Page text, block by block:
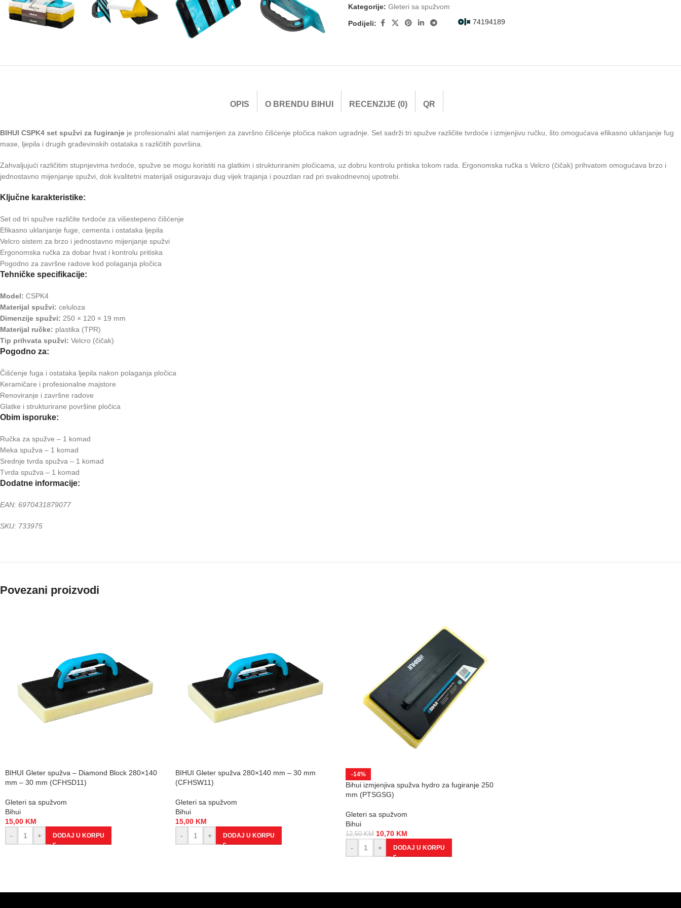
Kategorije: Gleteri sa spužvom
74194189
Podijeli:
OPIS O BRENDU BIHUI RECENZIJE (0) QR
BIHUI CSPK4 set spužvi za fugiranje je profesionalni alat namijenjen za završno čišćenje pločica nakon ugradnje. Set sadrži tri spužve različite tvrdoće i izmjenjivu ručku, što omogućava efikasno uklanjanje fug
mase, ljepila i drugih građevinskih ostataka s različitih površina.
Zahvaljujući različitim stupnjevima tvrdoće, spužve se mogu koristiti na glatkim i strukturiranim pločicama, uz dobru kontrolu pritiska tokom rada. Ergonomska ručka s Velcro (čičak) prihvatom omogućava brzo i
jednostavno mijenjanje spužvi, dok kvalitetni materijali osiguravaju dug vijek trajanja i pouzdan rad pri svakodnevnoj upotrebi.
Ključne karakteristike:
Set od tri spužve različite tvrdoće za višestepeno čišćenje
Efikasno uklanjanje fuge, cementa i ostataka ljepila
Velcro sistem za brzo i jednostavno mijenjanje spužvi
Ergonomska ručka za dobar hvat i kontrolu pritiska
Pogodno za završne radove kod polaganja pločica
Tehničke specifikacije:
Model: CSPK4
Materijal spužvi: celuloza
Dimenzije spužvi: 250 × 120 × 19 mm
Materijal ručke: plastika (TPR)
Tip prihvata spužvi: Velcro (čičak)
Pogodno za:
Čišćenje fuga i ostataka ljepila nakon polaganja pločica
Keramičare i profesionalne majstore
Renoviranje i završne radove
Glatke i strukturirane površine pločica
Obim isporuke:
Ručka za spužve – 1 komad
Meka spužva – 1 komad
Srednje tvrda spužva – 1 komad
Tvrda spužva – 1 komad
Dodatne informacije:
EAN: 6970431879077
SKU: 733975
Povezani proizvodi
BIHUI Gleter spužva – Diamond Block 280×140
mm – 30 mm (CFHSD11)
Gleteri sa spužvom
Bihui
15,00 KM
-
+ DODAJ U KORPU
BIHUI Gleter spužva 280×140 mm – 30 mm
(CFHSW11)
Gleteri sa spužvom
Bihui
15,00 KM
-
+ DODAJ U KORPU
-14%
Bihui izmjenjiva spužva hydro za fugiranje 250
mm (PTSGSG)
Gleteri sa spužvom
Bihui
12,50KM 10,70 KM
-
+ DODAJ U KORPU